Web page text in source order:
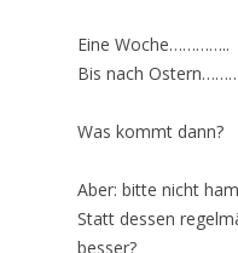
Eine Woche…………..
Bis nach
Was kommt dann?
Aber: bitte nicht
Statt dessen
besser?